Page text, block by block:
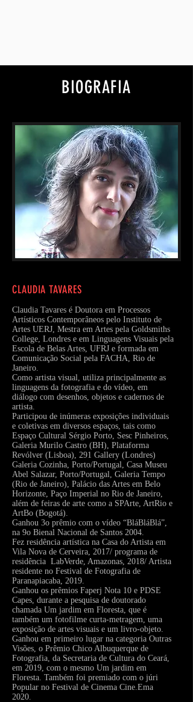
BIOGRAFIA
CLAUDIA TAVARES
Claudia Tavares é Doutora em Processos
Artísticos Contemporâneos pelo Instituto de
Artes UERJ, Mestra em Artes pela Goldsmiths
College, Londres e em Linguagens Visuais pela
Escola de Belas Artes, UFRJ e formada em
Comunicação Social pela FACHA, Rio de
Janeiro.
Como artista visual, utiliza principalmente as
linguagens da fotografia e do vídeo, em
diálogo com desenhos, objetos e cadernos de
artista.
Participou de inúmeras exposições individuais
e coletivas em diversos espaços, tais como
Espaço Cultural Sérgio Porto, Sesc Pinheiros,
Galeria Murilo Castro (BH), Plataforma
Revólver (Lisboa), 291 Gallery (Londres)
Galeria Cozinha, Porto/Portugal, Casa Museu
Abel Salazar, Porto/Portugal, Galeria Tempo
(Rio de Janeiro), Palácio das Artes em Belo
Horizonte, Paço Imperial no Rio de Janeiro,
além de feiras de arte como a SPArte, ArtRio e
ArtBo (Bogotá).
Ganhou 3o prêmio com o vídeo “BláBláBlá”,
na 9o Bienal Nacional de Santos 2004.
Fez residência artística na Casa do Artista em
Vila Nova de Cerveira, 2017/ programa de
residência LabVerde, Amazonas, 2018/ Artista
residente no Festival de Fotografia de
Paranapiacaba, 2019.
Ganhou os prêmios Faperj Nota 10 e PDSE
Capes, durante a pesquisa de doutorado
chamada Um jardim em Floresta, que é
também um fotofilme curta-metragem, uma
exposição de artes visuais e um livro-objeto.
Ganhou em primeiro lugar na categoria Outras
Visões, o Prêmio Chico Albuquerque de
Fotografia, da Secretaria de Cultura do Ceará,
em 2019, com o mesmo Um jardim em
Floresta. Também foi premiado com o júri
Popular no Festival de Cinema Cine.Ema
2020.